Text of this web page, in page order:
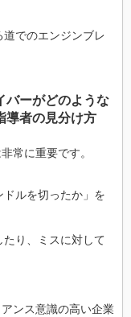
でのエンジンブレ
バーがどのような
導者の見分け方
常に重要です。
ルを切ったか」を
り、ミスに対して
ンス意識の高い企業